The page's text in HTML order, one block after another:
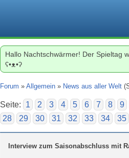
Hallo Nachtschwärmer! Der Spieltag
ʕ•ᴥ•ʔ
Forum » Allgemein » News aus aller Welt
Seite: 1 2 3 4 5 6 7 8 9
28
29 30 31 32 33 34 35
Interview zum Saisonabschluss mit